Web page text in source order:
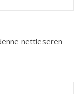
nettleseren